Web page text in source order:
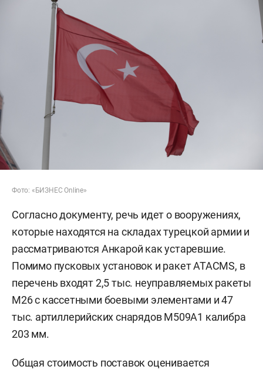
Фото: «БИЗНЕС Online»
Согласно документу, речь идет о вооружениях,
которые находятся на складах турецкой армии и
рассматриваются Анкарой как устаревшие.
Помимо пусковых установок и ракет ATACMS, в
перечень входят 2,5 тыс. неуправляемых ракеты
M26 с кассетными боевыми элементами и 47
тыс. артиллерийских снарядов M509A1 калибра
203 мм.
Общая стоимость поставок оценивается